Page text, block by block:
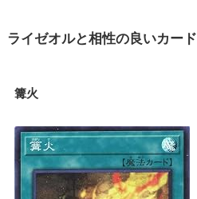
ライゼオルと相性の良いカード
篝火